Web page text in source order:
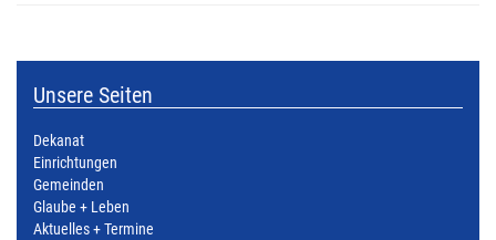
Unsere Seiten
Dekanat
Einrichtungen
Gemeinden
Glaube + Leben
Aktuelles + Termine